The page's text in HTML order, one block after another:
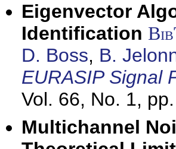
Eigenvector
Identification
D. Boss, B.
EURASIP Signal
Vol. 66, No. 1,
Multichannel